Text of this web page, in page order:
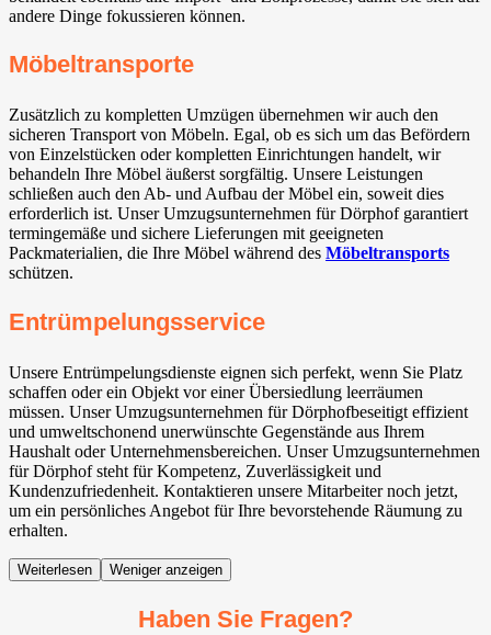
andere Dinge fokussieren können.
Möbeltransporte
Zusätzlich zu kompletten Umzügen übernehmen wir auch den
sicheren Transport von Möbeln. Egal, ob es sich um das Befördern
von Einzelstücken oder kompletten Einrichtungen handelt, wir
behandeln Ihre Möbel äußerst sorgfältig. Unsere Leistungen
schließen auch den Ab- und Aufbau der Möbel ein, soweit dies
erforderlich ist. Unser Umzugsunternehmen für Dörphof garantiert
termingemäße und sichere Lieferungen mit geeigneten
Packmaterialien, die Ihre Möbel während des Möbeltransports
schützen.
Entrümpelungsservice
Unsere Entrümpelungsdienste eignen sich perfekt, wenn Sie Platz
schaffen oder ein Objekt vor einer Übersiedlung leerräumen
müssen. Unser Umzugsunternehmen für Dörphofbeseitigt effizient
und umweltschonend unerwünschte Gegenstände aus Ihrem
Haushalt oder Unternehmensbereichen. Unser Umzugsunternehmen
für Dörphof steht für Kompetenz, Zuverlässigkeit und
Kundenzufriedenheit. Kontaktieren unsere Mitarbeiter noch jetzt,
um ein persönliches Angebot für Ihre bevorstehende Räumung zu
erhalten.
Weiterlesen Weniger anzeigen
Haben Sie Fragen?